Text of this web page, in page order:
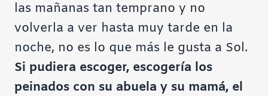
las mañanas tan temprano y no
volverla a ver hasta muy tarde en la
noche, no es lo que más le gusta a Sol.
Si pudiera escoger, escogería los
peinados con su abuela y su mamá, el